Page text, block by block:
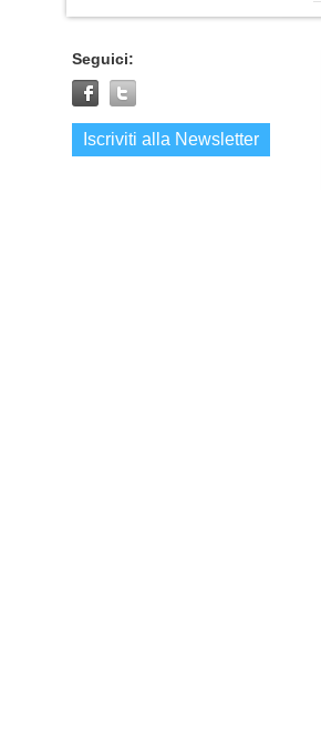
Seguici:
Iscriviti alla Newsletter